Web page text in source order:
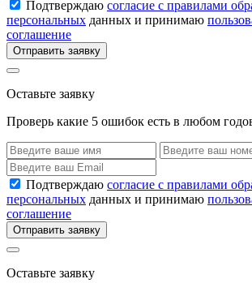
Подтверждаю согласие с правилами
персональных данных и принимаю
соглашение
Отправить заявку
Оставьте заявку
Проверь какие 5 ошибок есть в любом
Подтверждаю согласие с правилами
персональных данных и принимаю
соглашение
Отправить заявку
Оставьте заявку